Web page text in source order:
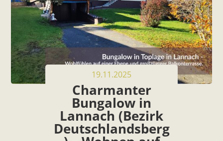
19.11.2025
Charmanter
Bungalow in
Lannach (Bezirk
Deutschlandsberg